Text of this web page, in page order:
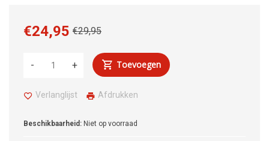
€29,95
€24,95
+
- Toevoegen
Verlanglijst Afdrukken
Beschikbaarheid: Niet op voorraad